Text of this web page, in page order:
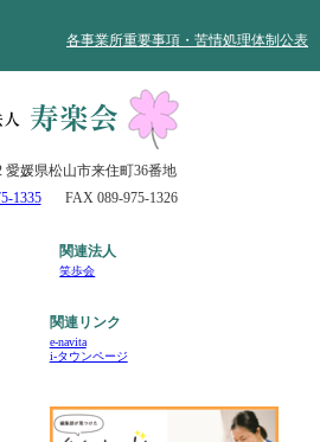
各事業所重要事項・苦情処理体制公表
愛媛県松山市来住町36番地
1335 FAX 089-975-1326
関連法人
笑歩会
関連リンク
e-navita
i-タウンページ